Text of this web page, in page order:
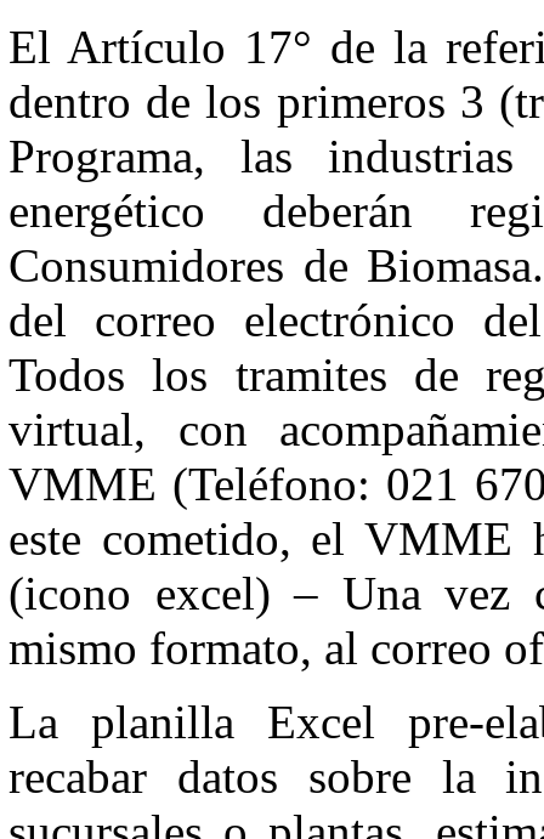
El Artículo 17° de la
dentro de los primeros 3
Programa, las
energético deberán
Consumidores de
del correo electrónico
Todos los tramites de
virtual, con
VMME (Teléfono: 021
este cometido, el VMME
(icono excel) – Una vez
mismo formato, al correo
La planilla Excel pre-
recabar datos sobre la